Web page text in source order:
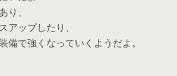
り、
アップしたり、
備で強くなっていくようだよ。